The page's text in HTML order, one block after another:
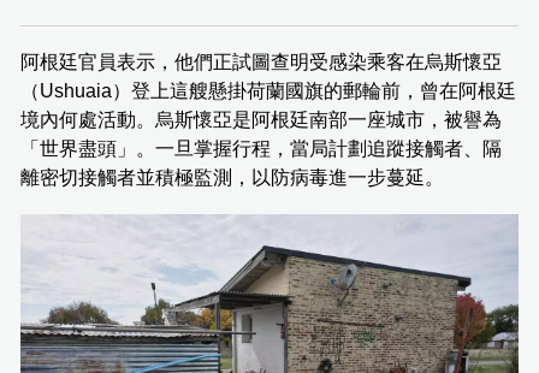
阿根廷官員表示，他們正試圖查明受感染乘客在烏斯懷亞
（Ushuaia）登上這艘懸掛荷蘭國旗的郵輪前，曾在阿根廷
境內何處活動。烏斯懷亞是阿根廷南部一座城市，被譽為
「世界盡頭」。一旦掌握行程，當局計劃追蹤接觸者、隔
離密切接觸者並積極監測，以防病毒進一步蔓延。